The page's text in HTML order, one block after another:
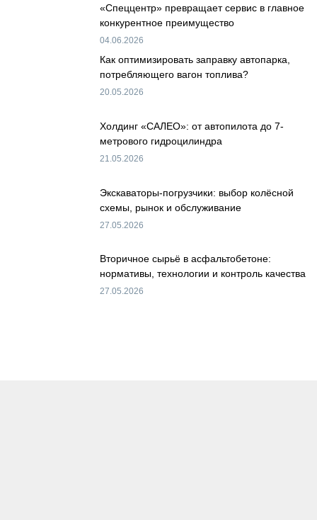
«Спеццентр» превращает сервис в главное
конкурентное преимущество
04.06.2026
Как оптимизировать заправку автопарка,
потребляющего вагон топлива?
20.05.2026
Холдинг «САЛЕО»: от автопилота до 7-
метрового гидроцилиндра
21.05.2026
Экскаваторы-погрузчики: выбор колёсной
схемы, рынок и обслуживание
27.05.2026
Вторичное сырьё в асфальтобетоне:
нормативы, технологии и контроль качества
27.05.2026